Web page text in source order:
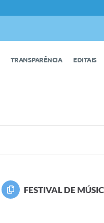
TRANSPARÊNCIA EDITAIS
FESTIVAL DE